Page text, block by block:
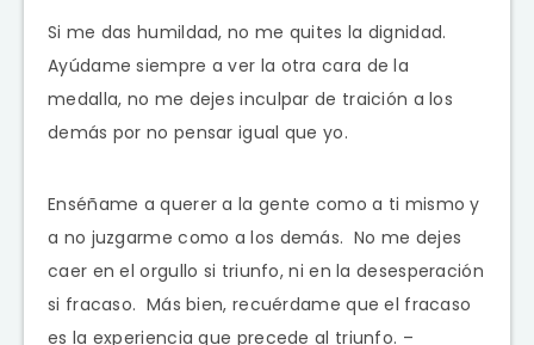
Si me das humildad, no me quites la dignidad.
Ayúdame siempre a ver la otra cara de la
medalla, no me dejes inculpar de traición a los
demás por no pensar igual que yo.
Enséñame a querer a la gente como a ti mismo y
a no juzgarme como a los demás. No me dejes
caer en el orgullo si triunfo, ni en la desesperación
si fracaso. Más bien, recuérdame que el fracaso
es la experiencia que precede al triunfo. –